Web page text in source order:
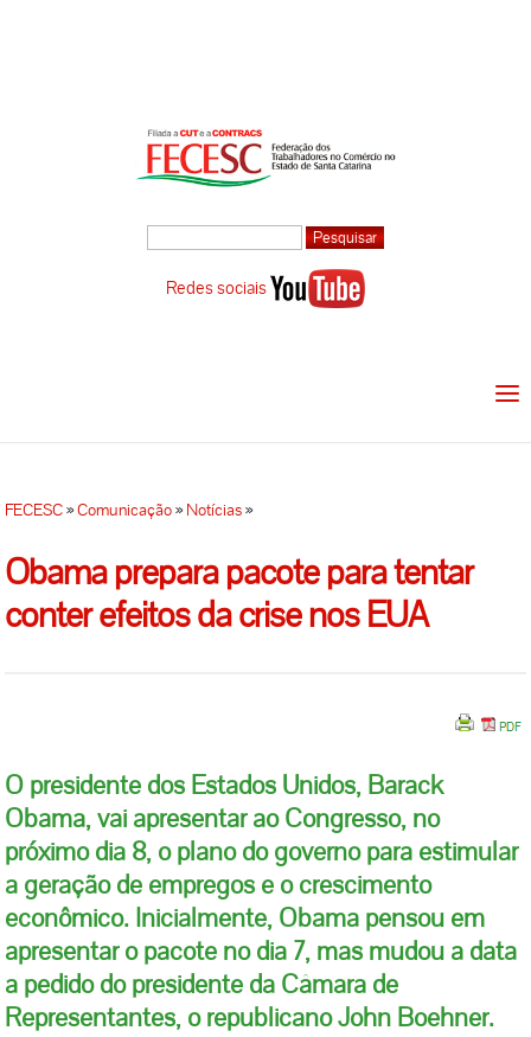
Redes sociais
FECESC»Comunicação»Notícias»
Obama prepara pacote para tentar
conter efeitos da crise nos EUA
O presidente dos Estados Unidos, Barack
Obama, vai apresentar ao Congresso, no
próximo dia 8, o plano do governo para estimular
a geração de empregos e o crescimento
econômico. Inicialmente, Obama pensou em
apresentar o pacote no dia 7, mas mudou a data
a pedido do presidente da Câmara de
Representantes, o republicano John Boehner.